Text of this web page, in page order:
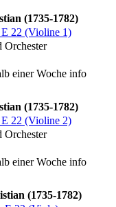
(1735-1782)
22 (Violine 1)
Orchester
einer Woche info
(1735-1782)
22 (Violine 2)
Orchester
einer Woche info
(1735-1782)